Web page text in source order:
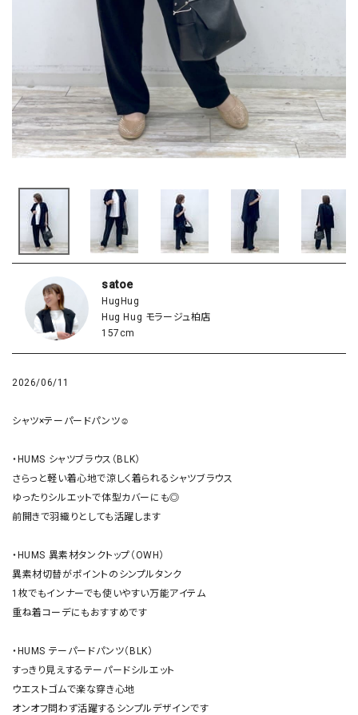
satoe
HugHug
Hug Hug モラージュ柏店
157cm
2026/06/11
シャツ×テーパードパンツ☺︎
・HUMS シャツブラウス（BLK）
さらっと軽い着心地で涼しく着られるシャツブラウス
ゆったりシルエットで体型カバーにも◎
前開きで羽織りとしても活躍します
・HUMS 異素材タンクトップ（OWH）
異素材切替がポイントのシンプルタンク
1枚でもインナーでも使いやすい万能アイテム
重ね着コーデにもおすすめです
・HUMS テーパードパンツ（BLK）
すっきり見えするテーパードシルエット
ウエストゴムで楽な穿き心地
オンオフ問わず活躍するシンプルデザインです